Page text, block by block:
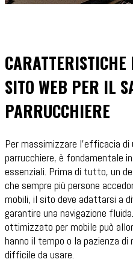
SITO WEB PER IL
PARRUCCHIERE
Per massimizzare l'efficacia di
parrucchiere, è fondamentale
essenziali. Prima di tutto, un
che sempre più persone
mobili, il sito deve adattarsi a
garantire una navigazione
ottimizzato per mobile può
hanno il tempo o la pazienza
difficile da usare.